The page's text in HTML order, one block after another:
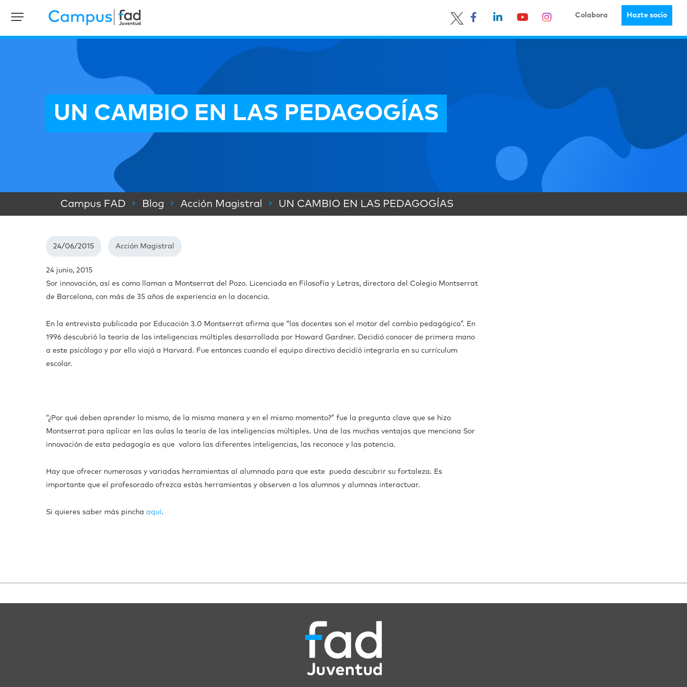
Colabora Hazte socio
UN CAMBIO EN LAS PEDAGOGÍAS
Campus FAD Blog Acción Magistral UN CAMBIO EN LAS PEDAGOGÍAS
24/06/2015 Acción Magistral
24 junio, 2015
Sor innovación, así es como llaman a Montserrat del Pozo. Licenciada en Filosofía y Letras, directora del Colegio Montserrat
de Barcelona, con más de 35 años de experiencia en la docencia.
En la entrevista publicada por Educación 3.0 Montserrat afirma que “los docentes son el motor del cambio pedagógico”. En
1996 descubrió la teoría de las inteligencias múltiples desarrollada por Howard Gardner. Decidió conocer de primera mano
a este psicólogo y por ello viajó a Harvard. Fue entonces cuando el equipo directivo decidió integrarla en su currículum
escolar.
“¿Por qué deben aprender lo mismo, de la misma manera y en el mismo momento?” fue la pregunta clave que se hizo
Montserrat para aplicar en las aulas la teoría de las inteligencias múltiples. Una de las muchas ventajas que menciona Sor
innovación de esta pedagogía es que valora las diferentes inteligencias, las reconoce y las potencia.
Hay que ofrecer numerosas y variadas herramientas al alumnado para que este pueda descubrir su fortaleza. Es
importante que el profesorado ofrezca estás herramientas y observen a los alumnos y alumnas interactuar.
Si quieres saber más pincha aquí.